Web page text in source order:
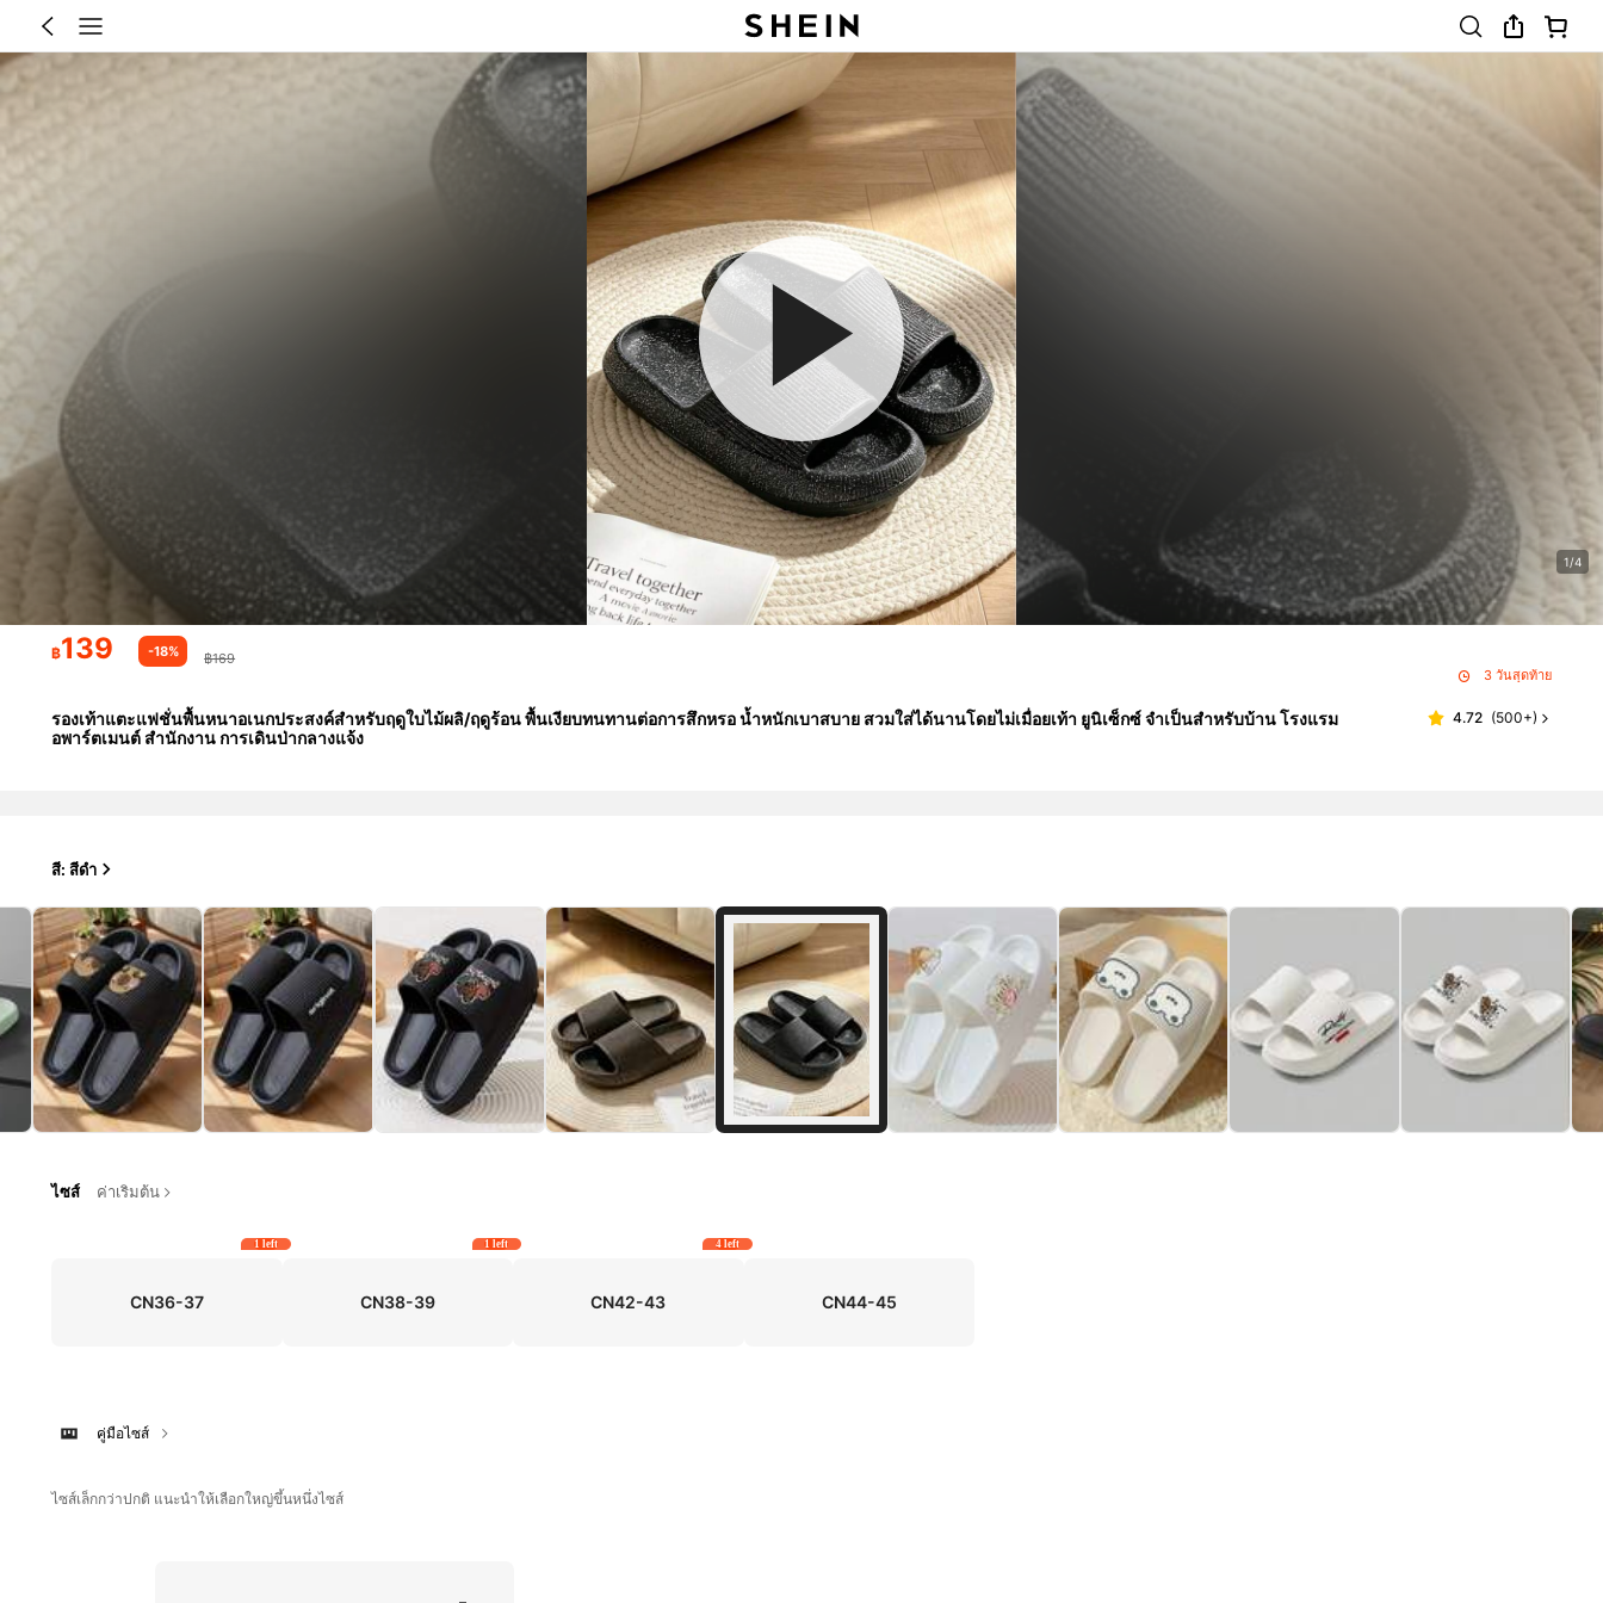
1/4
฿139 -18%
฿169
3 วันสุดท้าย
รองเท้าแตะแฟชั่นพื้นหนาอเนกประสงค์สำหรับฤดูใบไม้ผลิ/ฤดูร้อน พื้นเงียบทนทานต่อการสึกหรอ น้ำหนักเบาสบาย สวมใส่ได้นานโดยไม่เมื่อยเท้า ยูนิเซ็กซ์ จำเป็นสำหรับบ้าน โรงแรม
อพาร์ตเมนต์ สำนักงาน การเดินป่ากลางแจ้ง
4.72 (500+)
สี: สีดำ
ไซส์ ค่าเริ่มต้น
CN36-37
1 left
CN38-39
1 left
CN42-43
4 left
CN44-45
คู่มือไซส์
ไซส์เล็กกว่าปกติ แนะนำให้เลือกใหญ่ขึ้นหนึ่งไซส์